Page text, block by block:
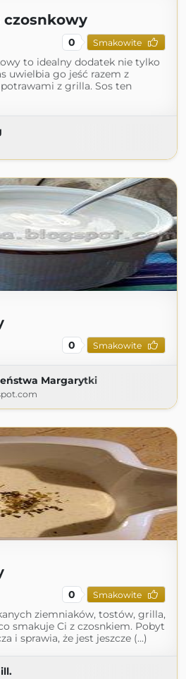
0 Smakowite
to idealny dodatek nie tylko
uwielbia go jeść razem z
z grilla. Sos ten
0 Smakowite
Margarytki
0 Smakowite
ziemniaków, tostów, grilla,
smakuje Ci z czosnkiem. Pobyt
i sprawia, że jest jeszcze (...)